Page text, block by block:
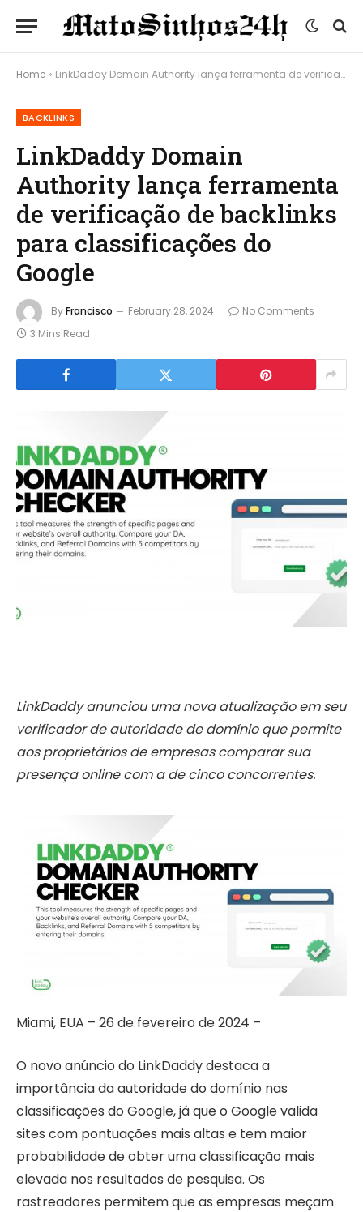
Home » LinkDaddy Domain Authority lança ferramenta de verificação de backlinks para classificações do Google
BACKLINKS
LinkDaddy Domain
Authority lança ferramenta
de verificação de backlinks
para classificações do
Google
ByFrancisco February 28, 2024
No Comments
3 Mins Read
LinkDaddy anunciou uma nova atualização em seu
verificador de autoridade de domínio que permite
aos proprietários de empresas comparar sua
presença online com a de cinco concorrentes.
Miami, EUA – 26 de fevereiro de 2024 –
O novo anúncio do LinkDaddy destaca a
importância da autoridade do domínio nas
classificações do Google, já que o Google valida
sites com pontuações mais altas e tem maior
probabilidade de obter uma classificação mais
elevada nos resultados de pesquisa. Os
rastreadores permitem que as empresas meçam